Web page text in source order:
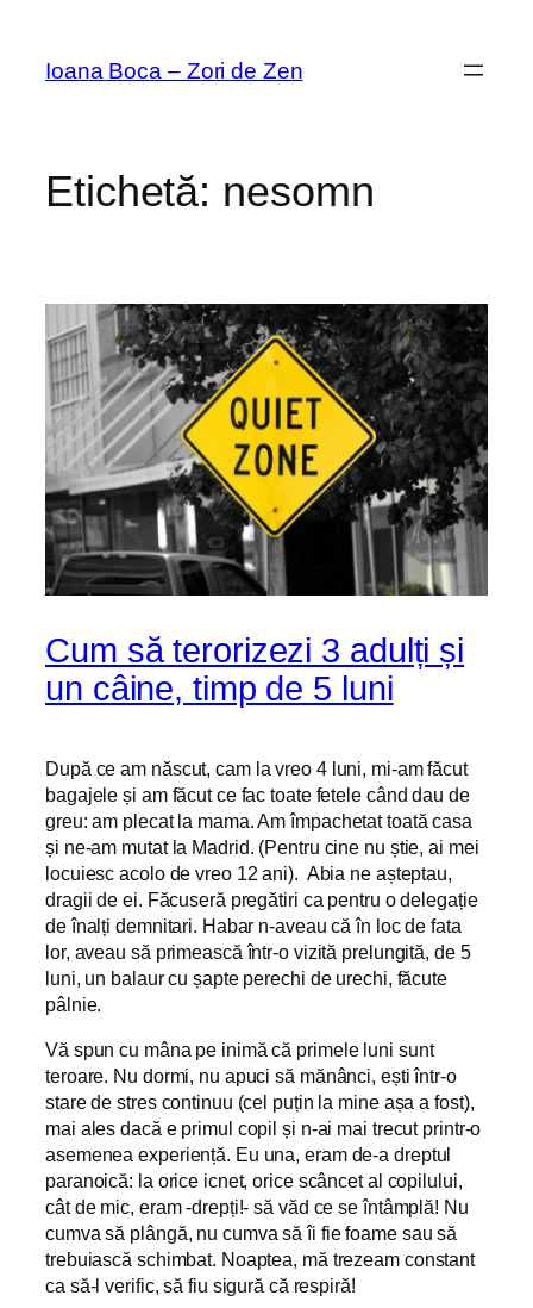
conținut
Ioana Boca – Zori de Zen
Etichetă: nesomn
Cum să terorizezi 3 adulți și
un câine, timp de 5 luni
După ce am născut, cam la vreo 4 luni, mi-am făcut
bagajele și am făcut ce fac toate fetele când dau de
greu: am plecat la mama. Am împachetat toată casa
și ne-am mutat la Madrid. (Pentru cine nu știe, ai mei
locuiesc acolo de vreo 12 ani). Abia ne așteptau,
dragii de ei. Făcuseră pregătiri ca pentru o delegație
de înalți demnitari. Habar n-aveau că în loc de fata
lor, aveau să primească într-o vizită prelungită, de 5
luni, un balaur cu șapte perechi de urechi, făcute
pâlnie.
Vă spun cu mâna pe inimă că primele luni sunt
teroare. Nu dormi, nu apuci să mănânci, ești într-o
stare de stres continuu (cel puțin la mine așa a fost),
mai ales dacă e primul copil și n-ai mai trecut printr-o
asemenea experiență. Eu una, eram de-a dreptul
paranoică: la orice icnet, orice scâncet al copilului,
cât de mic, eram -drepți!- să văd ce se întâmplă! Nu
cumva să plângă, nu cumva să îi fie foame sau să
trebuiască schimbat. Noaptea, mă trezeam constant
ca să-l verific, să fiu sigură că respiră!